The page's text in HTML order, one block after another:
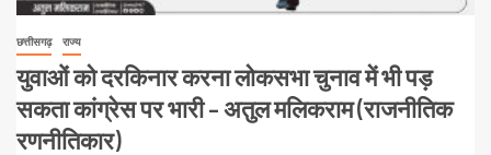
छत्तीसगढ़ राज्य
युवाओं को दरकिनार करना लोकसभा चुनाव में भी पड़
सकता कांग्रेस पर भारी – अतुल मलिकराम (राजनीतिक
रणनीतिकार)